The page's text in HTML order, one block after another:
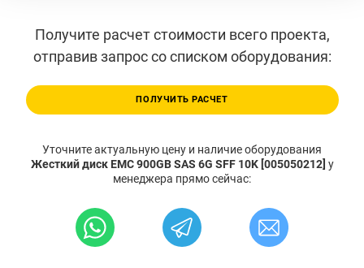
Получите расчет стоимости всего проекта,
отправив запрос со списком оборудования:
ПОЛУЧИТЬ РАСЧЕТ
Уточните актуальную цену и наличие оборудования
Жесткий диск EMC 900GB SAS 6G SFF 10K [005050212] у
менеджера прямо сейчас: